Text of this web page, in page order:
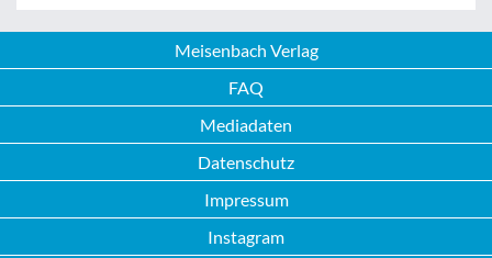
Meisenbach Verlag
FAQ
Mediadaten
Datenschutz
Impressum
Instagram